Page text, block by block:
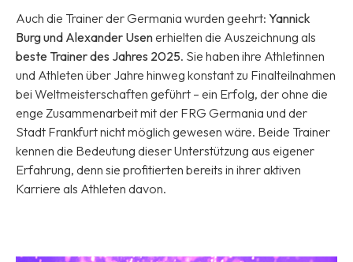
Auch die Trainer der Germania wurden geehrt: Yannick
Burg und Alexander Usenerhielten die Auszeichnung als
beste Trainer des Jahres 2025. Sie haben ihre Athletinnen
und Athleten über Jahre hinweg konstant zu Finalteilnahmen
bei Weltmeisterschaften geführt – ein Erfolg, der ohne die
enge Zusammenarbeit mit der FRG Germania und der
Stadt Frankfurt nicht möglich gewesen wäre. Beide Trainer
kennen die Bedeutung dieser Unterstützung aus eigener
Erfahrung, denn sie profitierten bereits in ihrer aktiven
Karriere als Athleten davon.